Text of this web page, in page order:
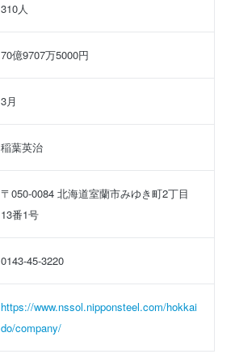
310人
70億9707万5000円
3月
稲葉英治
〒050-0084 北海道室蘭市みゆき町2丁目
13番1号
0143-45-3220
https://www.nssol.nipponsteel.com/hokkai
do/company/